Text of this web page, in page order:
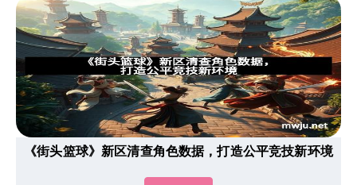
《街头篮球》新区清查角色数据，打造公平竞技新环境